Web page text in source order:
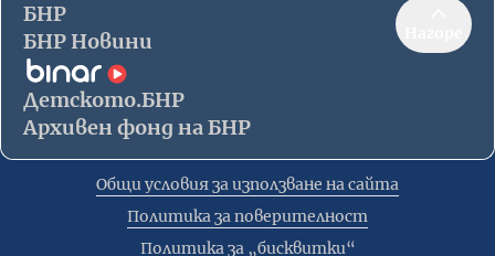
БНР
БНР Новини
Детското.БНР
Архивен фонд на БНР
Общи условия за използване на сайта
Политика за поверителност
Политика за „бисквитки“